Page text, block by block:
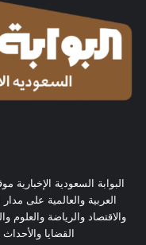
البوابة السعودية
العربية والعالمية على
والاقتصاد والرياضة والعلوم
القضايا